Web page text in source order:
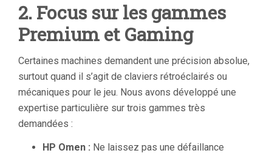
2. Focus sur les gammes
Premium et Gaming
Certaines machines demandent une précision absolue,
surtout quand il s’agit de claviers rétroéclairés ou
mécaniques pour le jeu. Nous avons développé une
expertise particulière sur trois gammes très
demandées :
HP Omen : Ne laissez pas une défaillance